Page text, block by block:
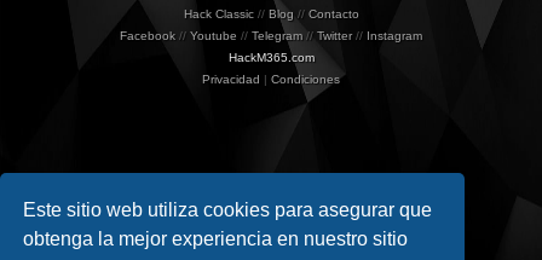
Este sitio web utiliza cookies para asegurar que
obtenga la mejor experiencia en nuestro sitio
Hack Classic// Blog // Contacto
Facebook // Youtube // Telegram // Twitter// Instagram
HackM365.com
Privacidad | Condiciones